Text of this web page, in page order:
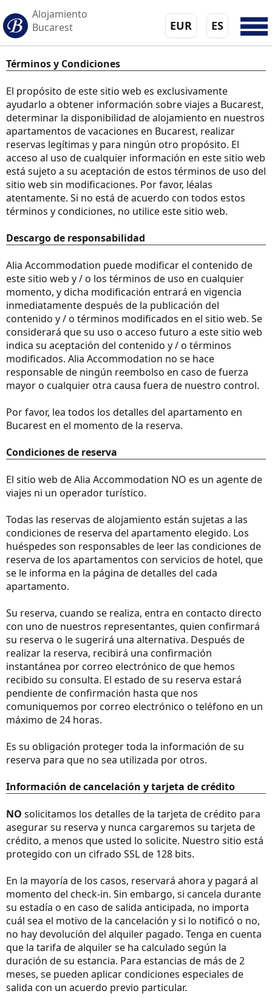
Alojamiento
Bucarest
ES
EUR
Términos y Condiciones
El propósito de este sitio web es exclusivamente
ayudarlo a obtener información sobre viajes a Bucarest,
determinar la disponibilidad de alojamiento en nuestros
apartamentos de vacaciones en Bucarest, realizar
reservas legítimas y para ningún otro propósito. El
acceso al uso de cualquier información en este sitio web
está sujeto a su aceptación de estos términos de uso del
sitio web sin modificaciones. Por favor, léalas
atentamente. Si no está de acuerdo con todos estos
términos y condiciones, no utilice este sitio web.
Descargo de responsabilidad
Alia Accommodation puede modificar el contenido de
este sitio web y / o los términos de uso en cualquier
momento, y dicha modificación entrará en vigencia
inmediatamente después de la publicación del
contenido y / o términos modificados en el sitio web. Se
considerará que su uso o acceso futuro a este sitio web
indica su aceptación del contenido y / o términos
modificados. Alia Accommodation no se hace
responsable de ningún reembolso en caso de fuerza
mayor o cualquier otra causa fuera de nuestro control.
Por favor, lea todos los detalles del apartamento en
Bucarest en el momento de la reserva.
Condiciones de reserva
El sitio web de Alia Accommodation NO es un agente de
viajes ni un operador turístico.
Todas las reservas de alojamiento están sujetas a las
condiciones de reserva del apartamento elegido. Los
huéspedes son responsables de leer las condiciones de
reserva de los apartamentos con servicios de hotel, que
se le informa en la página de detalles del cada
apartamento.
Su reserva, cuando se realiza, entra en contacto directo
con uno de nuestros representantes, quien confirmará
su reserva o le sugerirá una alternativa. Después de
realizar la reserva, recibirá una confirmación
instantánea por correo electrónico de que hemos
recibido su consulta. El estado de su reserva estará
pendiente de confirmación hasta que nos
comuniquemos por correo electrónico o teléfono en un
máximo de 24 horas.
Es su obligación proteger toda la información de su
reserva para que no sea utilizada por otros.
Información de cancelación y tarjeta de crédito
NO solicitamos los detalles de la tarjeta de crédito para
asegurar su reserva y nunca cargaremos su tarjeta de
crédito, a menos que usted lo solicite. Nuestro sitio está
protegido con un cifrado SSL de 128 bits.
En la mayoría de los casos, reservará ahora y pagará al
momento del check-in. Sin embargo, si cancela durante
su estadía o en caso de salida anticipada, no importa
cuál sea el motivo de la cancelación y si lo notificó o no,
no hay devolución del alquiler pagado. Tenga en cuenta
que la tarifa de alquiler se ha calculado según la
duración de su estancia. Para estancias de más de 2
meses, se pueden aplicar condiciones especiales de
salida con un acuerdo previo particular.